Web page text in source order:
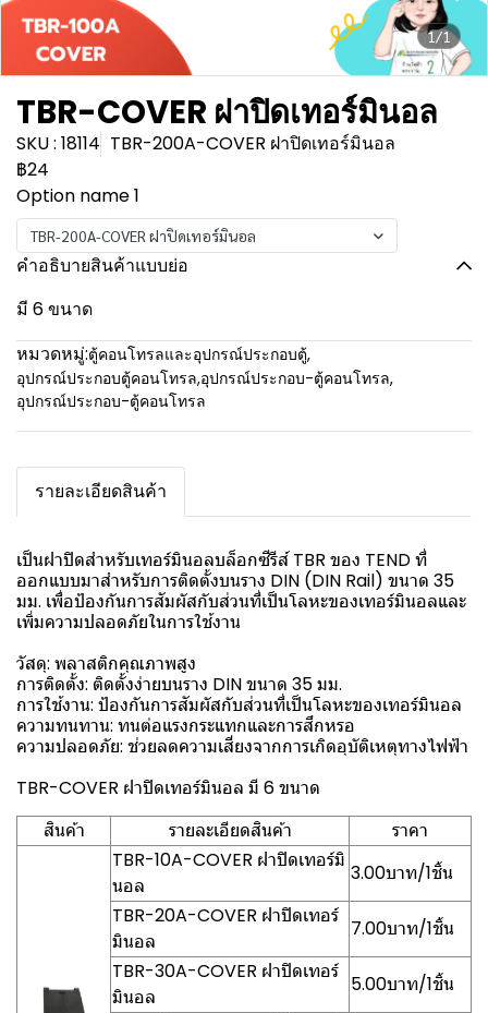
1/1
TBR-COVER ฝาปิดเทอร์มินอล
SKU : 18114 TBR-200A-COVER ฝาปิดเทอร์มินอล
฿24
Option name 1
TBR-200A-COVER ฝาปิดเทอร์มินอล
คำอธิบายสินค้าแบบย่อ
มี 6 ขนาด
หมวดหมู่:ตู้คอนโทรลและอุปกรณ์ประกอบตู้,
อุปกรณ์ประกอบตู้คอนโทรล,อุปกรณ์ประกอบ-ตู้คอนโทรล,
อุปกรณ์ประกอบ-ตู้คอนโทรล
รายละเอียดสินค้า
เป็นฝาปิดสำหรับเทอร์มินอลบล็อกซีรีส์ TBR ของ TEND ที่
ออกแบบมาสำหรับการติดตั้งบนราง DIN (DIN Rail) ขนาด 35
มม. เพื่อป้องกันการสัมผัสกับส่วนที่เป็นโลหะของเทอร์มินอลและ
เพิ่มความปลอดภัยในการใช้งาน
วัสดุ: พลาสติกคุณภาพสูง
การติดตั้ง: ติดตั้งง่ายบนราง DIN ขนาด 35 มม.
การใช้งาน: ป้องกันการสัมผัสกับส่วนที่เป็นโลหะของเทอร์มินอล
ความทนทาน: ทนต่อแรงกระแทกและการสึกหรอ
ความปลอดภัย: ช่วยลดความเสี่ยงจากการเกิดอุบัติเหตุทางไฟฟ้า
TBR-COVER ฝาปิดเทอร์มินอล มี 6 ขนาด
สินค้า
รายละเอียดสินค้า
ราคา
TBR-10A-COVER ฝาปิดเทอร์มิ
นอล
3.00บาท/1ชิ้น
TBR-20A-COVER ฝาปิดเทอร์
มินอล
7.00บาท/1ชิ้น
TBR-30A-COVER ฝาปิดเทอร์
มินอล
5.00บาท/1ชิ้น